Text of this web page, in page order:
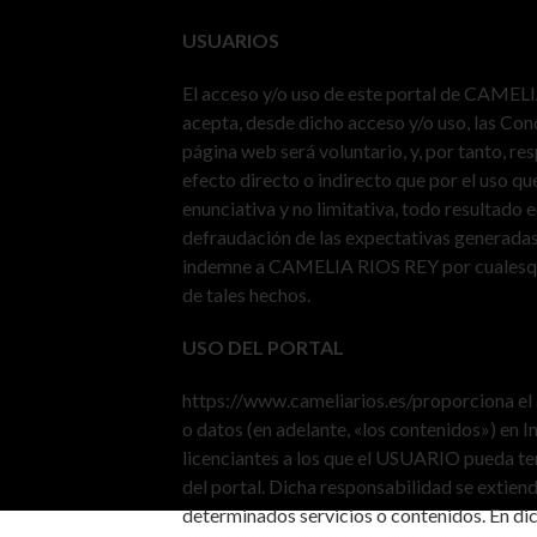
USUARIOS
El acceso y/o uso de este portal de
acepta, desde dicho acceso y/o uso, las
página web será voluntario, y, por tanto,
efecto directo o indirecto que por el uso
enunciativa y no limitativa, todo resultado
defraudación de las expectativas
indemne a CAMELIA RIOS REY por
de tales hechos.
USO DEL PORTAL
https://www.cameliarios.es/proporciona el
o datos (en adelante, «los contenidos») en
licenciantes a los que el USUARIO pueda
del portal. Dicha responsabilidad se
determinados servicios o contenidos. En